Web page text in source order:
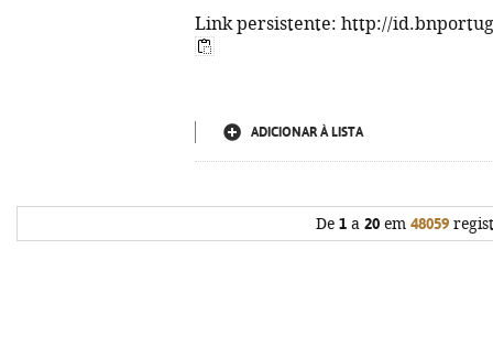
Link persistente: http://
ADICIONAR À LISTA
De 1 a 20 em 48059